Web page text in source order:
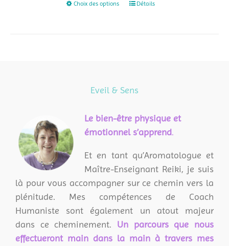
Choix des options
Ce
options
être
choisies
la
page
du
produit
Détails
Eveil & Sens
Le bien-être physique et
émotionnel s’apprend.
Et en tant qu’Aromatologue et
Maître-Enseignant Reiki, je suis
là pour vous accompagner sur ce chemin vers la
plénitude. Mes compétences de Coach
Humaniste sont également un atout majeur
dans ce cheminement. Un parcours que nous
effectueront main dans la main à travers mes